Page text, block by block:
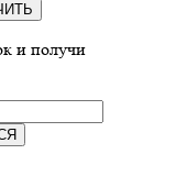
и получи